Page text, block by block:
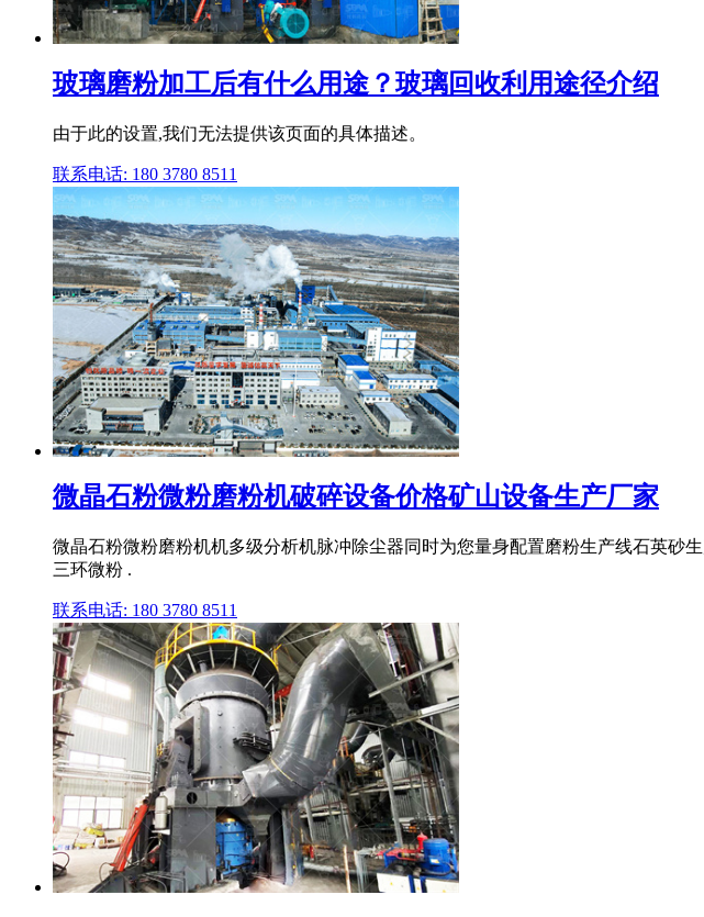
玻璃磨粉加工后有什么用途？玻璃回收利用途径介绍
由于此的设置,我们无法提供该页面的具体描述。
联系电话: 180 3780 8511
微晶石粉微粉磨粉机破碎设备价格矿山设备生产厂家
微晶石粉微粉磨粉机机多级分析机脉冲除尘器同时为您量身配置磨粉生产线石英砂
三环微粉 .
联系电话: 180 3780 8511